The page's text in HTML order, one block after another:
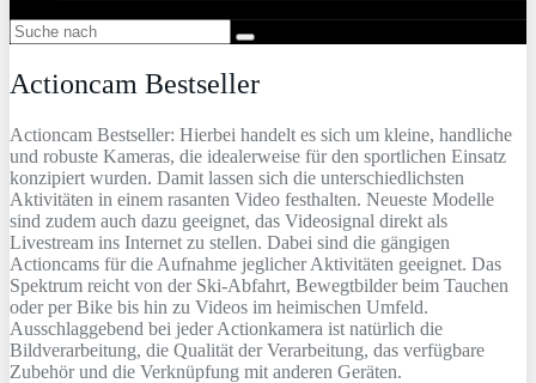
Actioncam Bestseller
Actioncam Bestseller: Hierbei handelt es sich um kleine, handliche
und robuste Kameras, die idealerweise für den sportlichen Einsatz
konzipiert wurden. Damit lassen sich die unterschiedlichsten
Aktivitäten in einem rasanten Video festhalten. Neueste Modelle
sind zudem auch dazu geeignet, das Videosignal direkt als
Livestream ins Internet zu stellen. Dabei sind die gängigen
Actioncams für die Aufnahme jeglicher Aktivitäten geeignet. Das
Spektrum reicht von der Ski-Abfahrt, Bewegtbilder beim Tauchen
oder per Bike bis hin zu Videos im heimischen Umfeld.
Ausschlaggebend bei jeder Actionkamera ist natürlich die
Bildverarbeitung, die Qualität der Verarbeitung, das verfügbare
Zubehör und die Verknüpfung mit anderen Geräten.